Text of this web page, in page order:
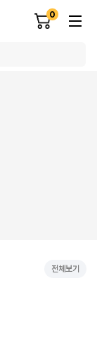
0
전체보기